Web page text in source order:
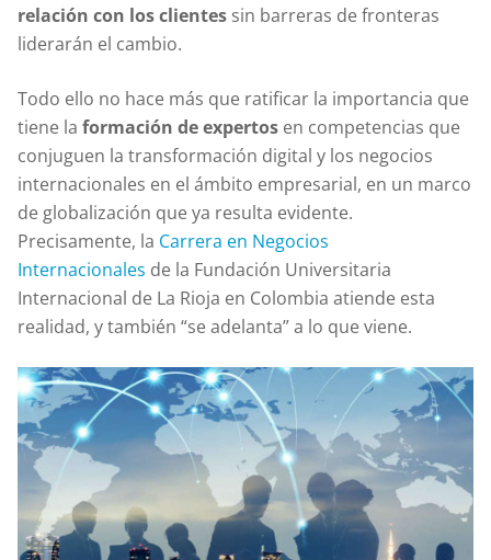
relación con los clientes sin barreras de fronteras
liderarán el cambio.
Todo ello no hace más que ratificar la importancia que
tiene la formación de expertos en competencias que
conjuguen la transformación digital y los negocios
internacionales en el ámbito empresarial, en un marco
de globalización que ya resulta evidente.
Precisamente, la Carrera en Negocios
Internacionales de la Fundación Universitaria
Internacional de La Rioja en Colombia atiende esta
realidad, y también “se adelanta” a lo que viene.